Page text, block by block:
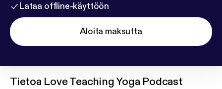
Lataa offline-käyttöön
Aloita maksutta
Tietoa Love Teaching Yoga Podcast